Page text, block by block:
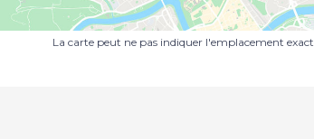
La carte peut ne pas indiquer l'emplacement exact